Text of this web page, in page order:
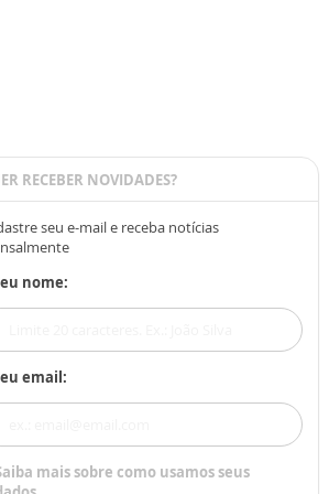
RECEBER NOVIDADES?
seu e-mail e receba notícias
nome:
email:
mais sobre como usamos seus